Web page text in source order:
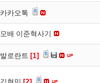
카카오톡
모배 이준혁사기
발로란트 [1]